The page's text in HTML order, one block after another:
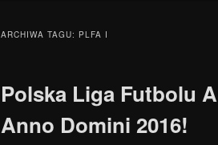
tekstu
widgetów
ARCHIWA TAGU: PLFA I
Polska Liga Futbolu
Anno Domini 2016!